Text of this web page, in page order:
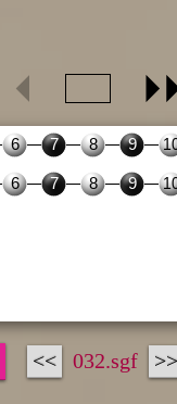
<< 032.sgf >>